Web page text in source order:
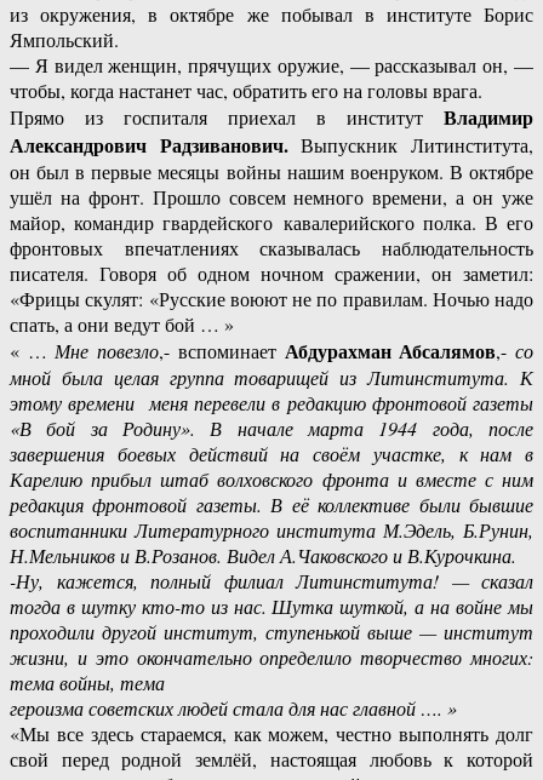
из окружения, в октябре же побывал в институте Борис
Ямпольский.
— Я видел женщин, прячущих оружие, — рассказывал он, —
чтобы, когда настанет час, обратить его на головы врага.
Прямо из госпиталя приехал в институт Владимир
Александрович Радзиванович.Выпускник Литинститута,
он был в первые месяцы войны нашим военруком. В октябре
ушёл на фронт. Прошло совсем немного времени, а он уже
майор, командир гвардейского кавалерийского полка. В его
фронтовых впечатлениях сказывалась наблюдательность
писателя. Говоря об одном ночном сражении, он заметил:
«Фрицы скулят: «Русские воюют не по правилам. Ночью надо
спать, а они ведут бой … »
« … Мне повезло,- вспоминаетАбдурахман Абсалямов,-со
мной была целая группа товарищей из Литинститута. К
этому времени меня перевели в редакцию фронтовой газеты
«В бой за Родину». В начале марта 1944 года, после
завершения боевых действийна своём участке, к нам в
Карелию прибыл штаб волховского фронта и вместе с ним
редакция фронтовой газеты. В её коллективе были бывшие
воспитанники Литературного института М.Эдель, Б.Рунин,
Н.Мельников и В.Розанов. Видел А.Чаковского иВ.Курочкина.
-Ну, кажется, полный филиал Литинститута! — сказал
тогда в шутку кто-то из нас.Шутка шуткой, а на войне мы
проходили другой институт, ступенькой выше — институт
жизни, и это окончательно определило творчество многих:
тема войны, тема
героизма советских людей стала для нас главной …. »
«Мы все здесь стараемся, как можем, честно выполнять долг
свой перед родной землёй, настоящая любовь к которой